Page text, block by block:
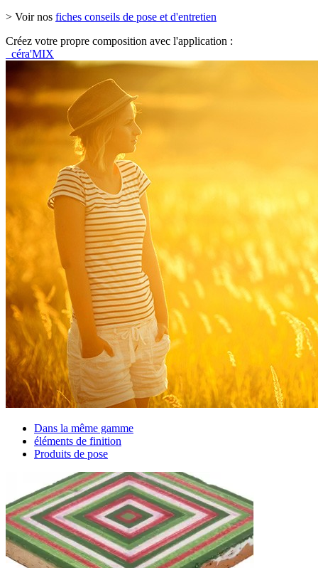
> Voir nos fiches conseils de pose et d'entretien
Créez votre propre composition avec l'application :
céra'MIX
Dans la même gamme
éléments de finition
Produits de pose